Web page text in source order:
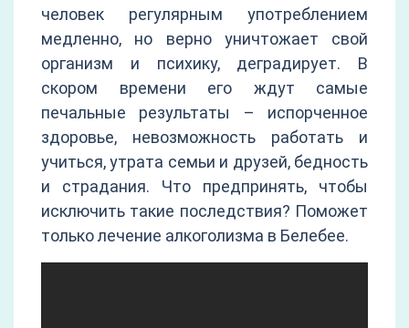
человек регулярным употреблением
медленно, но верно уничтожает свой
организм и психику, деградирует. В
скором времени его ждут самые
печальные результаты – испорченное
здоровье, невозможность работать и
учиться, утрата семьи и друзей, бедность
и страдания. Что предпринять, чтобы
исключить такие последствия? Поможет
только лечение алкоголизма в Белебее.